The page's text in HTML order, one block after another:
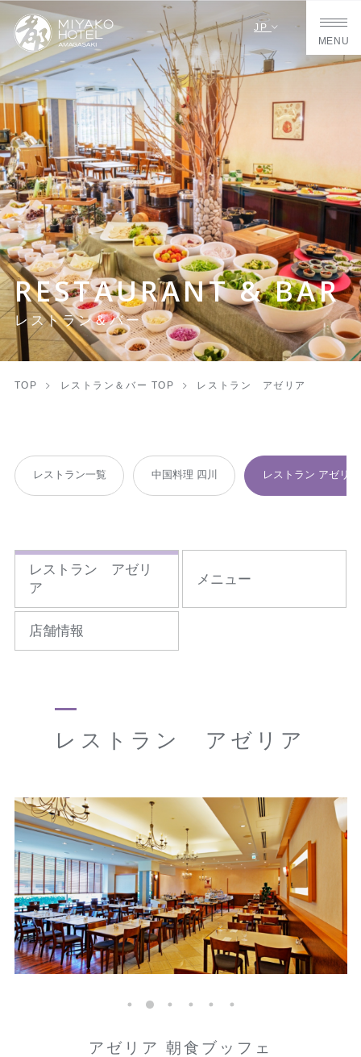
JP
MENU
RESTAURANT & BAR
レストラン＆バー
TOP レストラン＆バー TOP レストラン アゼリア
レストラン一覧 中国料理 四川 レストラン アゼリア
レストラン アゼリ
ア
メニュー
店舗情報
レストラン アゼリア
アゼリア 朝食ブッフェ